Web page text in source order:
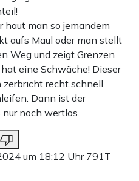
haut man so jemandem
aufs Maul oder man stellt
Weg und zeigt Grenzen
eine Schwäche! Dieser
zerbricht recht schnell
Dann ist der
noch wertlos.
um 18:12 Uhr 791T